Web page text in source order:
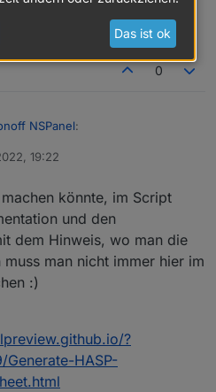
lovelace-ui/wiki
Beitrag wenn er euch geholfen hat.
0
NSPanel:
Sonoff NSPanel
echt geil :)
github
austauschen...
nspanel-lovelace-
NsPanelTs.ts
19:22
könnte, im Script
und den
dem Hinweis, wo man die
man nicht immer hier im
:)
?
HASP-
Das ist ok